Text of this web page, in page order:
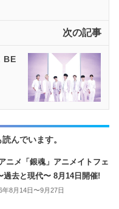
次の記事
BE
んでいます。
ニメ「銀魂」アニメイトフェ
過去と現代〜 8月14日開催!
年8月14日〜9月27日